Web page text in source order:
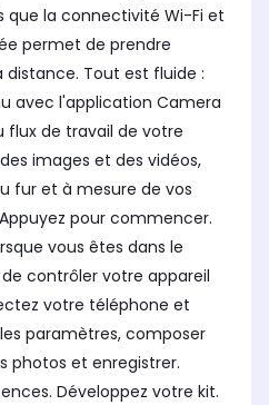
que la connectivité Wi-Fi et
permet de prendre
Tout est fluide :
avec l'application Camera
flux de travail de votre
images et des vidéos,
fur et à mesure de vos
pour commencer.
vous êtes dans le
contrôler votre appareil
votre téléphone et
paramètres, composer
photos et enregistrer.
Développez votre kit.